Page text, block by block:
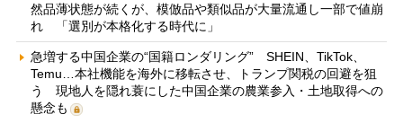
然品薄状態が続くが、模倣品や類似品が大量流通し一部で値崩
れ 「選別が本格化する時代に」
急増する中国企業の“国籍ロンダリング” SHEIN、TikTok、
Temu…本社機能を海外に移転させ、トランプ関税の回避を狙
う 現地人を隠れ蓑にした中国企業の農業参入・土地取得への
懸念も